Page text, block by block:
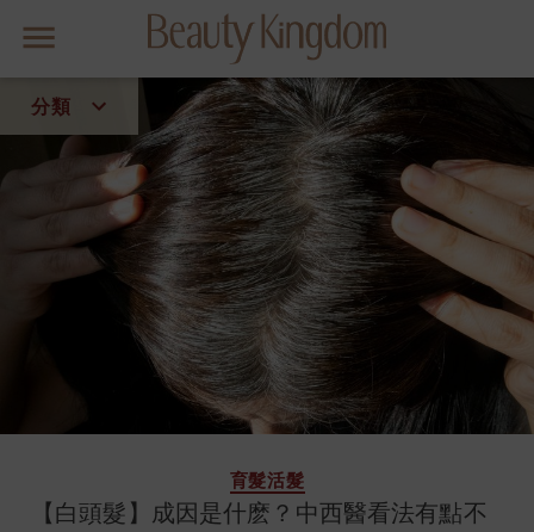
分類
首頁
流行
趨勢
皇牌美肌療程
美容資訊
聯絡我們
關於Beauty Kingdom
育髮活髮
【白頭髮】成因是什麽？中西醫看法有點不